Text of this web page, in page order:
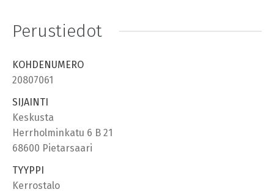
Perustiedot
KOHDENUMERO
20807061
SIJAINTI
Keskusta
Herrholminkatu 6 B 21
68600 Pietarsaari
TYYPPI
Kerrostalo